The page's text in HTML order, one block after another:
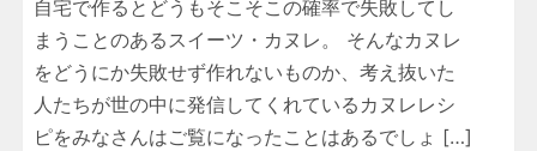
自宅で作るとどうもそこそこの確率で失敗してし
まうことのあるスイーツ・カヌレ。 そんなカヌレ
をどうにか失敗せず作れないものか、考え抜いた
人たちが世の中に発信してくれているカヌレレシ
ピをみなさんはご覧になったことはあるでしょ […]